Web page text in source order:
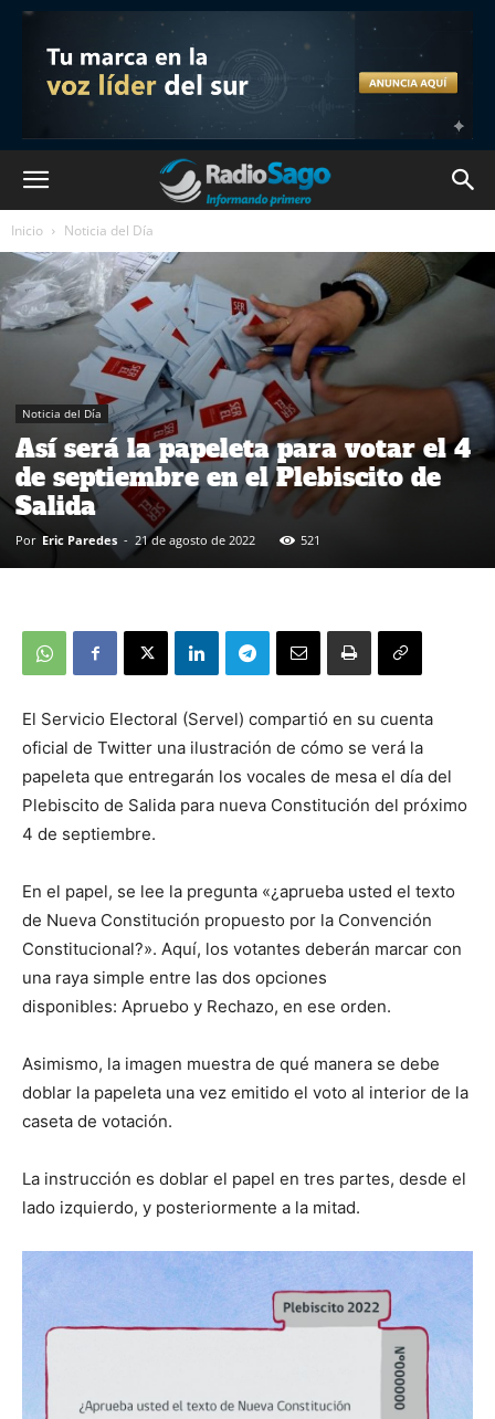
Inicio Noticia del Día
Noticia del Día
Así será la papeleta para votar el 4
de septiembre en el Plebiscito de
Salida
Por Eric Paredes - 21 de agosto de 2022 521
El Servicio Electoral (Servel) compartió en su cuenta
oficial de Twitter una ilustración de cómo se verá la
papeleta que entregarán los vocales de mesa el día del
Plebiscito de Salida para nueva Constitución del próximo
4 de septiembre.
En el papel, se lee la pregunta «¿aprueba usted el texto
de Nueva Constitución propuesto por la Convención
Constitucional?». Aquí, los votantes deberán marcar con
una raya simple entre las dos opciones
disponibles: Apruebo y Rechazo, en ese orden.
Asimismo, la imagen muestra de qué manera se debe
doblar la papeleta una vez emitido el voto al interior de la
caseta de votación.
La instrucción es doblar el papel en tres partes, desde el
lado izquierdo, y posteriormente a la mitad.